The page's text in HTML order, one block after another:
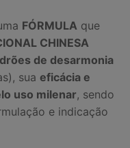
FÓRMULA que
CHINESA
de desarmonia
sua eficácia e
uso milenar, sendo
e indicação